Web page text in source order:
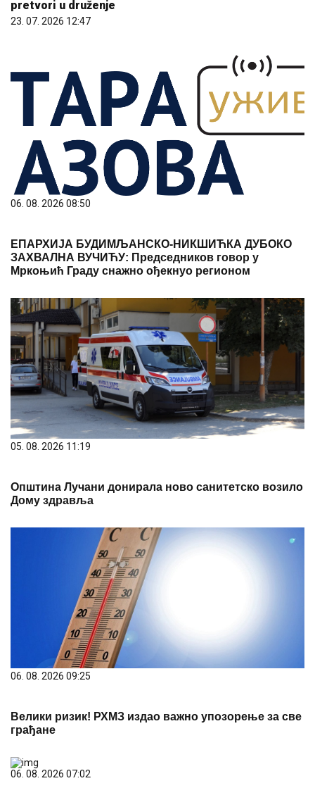
pretvori u druženje
23. 07. 2026 12:47
06. 08. 2026 08:50
ЕПАРХИЈА БУДИМЉАНСКО-НИКШИЋКА ДУБОКО
ЗАХВАЛНА ВУЧИЋУ: Председников говор у
Мркоњић Граду снажно ођекнуо регионом
05. 08. 2026 11:19
Општина Лучани донирала ново санитетско возило
Дому здравља
06. 08. 2026 09:25
Велики ризик! РХМЗ издао важно упозорење за све
грађане
06. 08. 2026 07:02